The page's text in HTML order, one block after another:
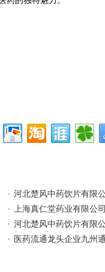
河北楚风中药饮片有限
上海真仁堂药业有限公
河北楚风中药饮片有限
医药流通龙头企业九州